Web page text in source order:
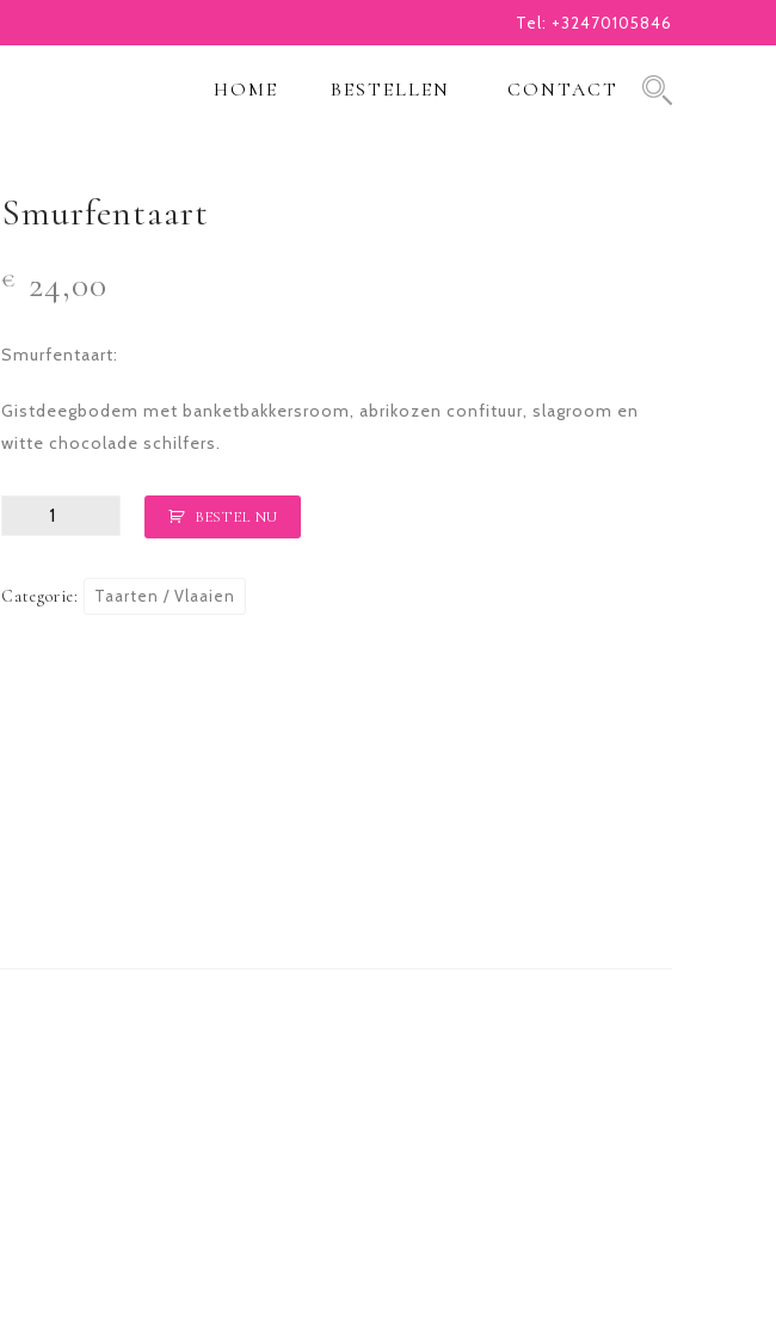
Tel: +32470105846
HOME BESTELLEN CONTACT
Smurfentaart
€ 24,00
Smurfentaart:
Gistdeegbodem met banketbakkersroom, abrikozen confituur, slagroom en
witte chocolade schilfers.
Smurfentaart
BESTEL NU
Categorie: Taarten / Vlaaien